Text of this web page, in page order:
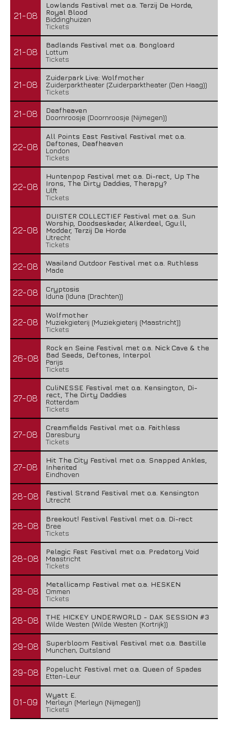
21-08
Lowlands Festival met o.a. Terzij De Horde,
Royal Blood
Biddinghuizen
Tickets
21-08
Badlands Festival met o.a. Bongloard
Lottum
Tickets
21-08
Zuiderpark Live: Wolfmother
Zuiderparktheater (Zuiderparktheater (Den Haag))
Tickets
21-08
Deafheaven
Doornroosje (Doornroosje (Nijmegen))
22-08
All Points East Festival Festival met o.a.
Deftones, Deafheaven
London
Tickets
22-08
Huntenpop Festival met o.a. Di-rect, Up The
Irons, The Dirty Daddies, Therapy?
Ulft
Tickets
22-08
DUISTER COLLECTIEF Festival met o.a. Sun
Worship, Doodseskader, Alkerdeel, Ggu:ll,
Modder, Terzij De Horde
Utrecht
Tickets
22-08
Waailand Outdoor Festival met o.a. Ruthless
Made
22-08
Cryptosis
Iduna (Iduna (Drachten))
22-08
Wolfmother
Muziekgieterij (Muziekgieterij (Maastricht))
Tickets
26-08
Rock en Seine Festival met o.a. Nick Cave & the
Bad Seeds, Deftones, Interpol
Parijs
Tickets
27-08
CuliNESSE Festival met o.a. Kensington, Di-
rect, The Dirty Daddies
Rotterdam
Tickets
27-08
Creamfields Festival met o.a. Faithless
Daresbury
Tickets
27-08
Hit The City Festival met o.a. Snapped Ankles,
Inherited
Eindhoven
28-08
Festival Strand Festival met o.a. Kensington
Utrecht
28-08
Breekout! Festival Festival met o.a. Di-rect
Bree
Tickets
28-08
Pelagic Fest Festival met o.a. Predatory Void
Maastricht
Tickets
28-08
Metallicamp Festival met o.a. HESKEN
Ommen
Tickets
28-08
THE HICKEY UNDERWORLD - DAK SESSION #3
Wilde Westen (Wilde Westen (Kortrijk))
29-08
Superbloom Festival Festival met o.a. Bastille
Munchen, Duitsland
29-08
Popelucht Festival met o.a. Queen of Spades
Etten-Leur
01-09
Wyatt E.
Merleyn (Merleyn (Nijmegen))
Tickets